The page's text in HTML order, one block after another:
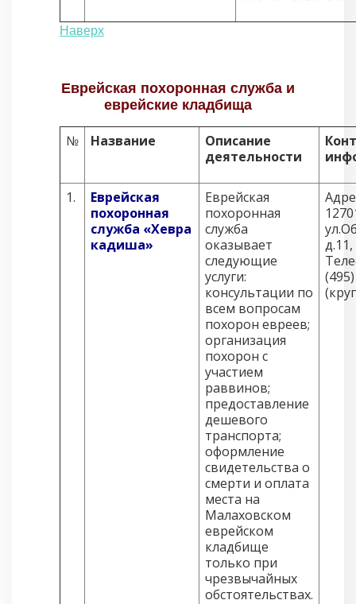
Наверх
Еврейская похоронная служба и
еврейские кладбища
№ Название
Описание
деятельности
1.
Еврейская
похоронная
служба «Хевра
кадиша»
Еврейская
похоронная
служба
оказывает
следующие
услуги:
консультации по
всем вопросам
похорон евреев;
организация
похорон с
участием
раввинов;
предоставление
дешевого
транспорта;
оформление
свидетельства о
смерти и оплата
места на
Малаховском
еврейском
кладбище
только при
чрезвычайных
обстоятельствах.
д.11,